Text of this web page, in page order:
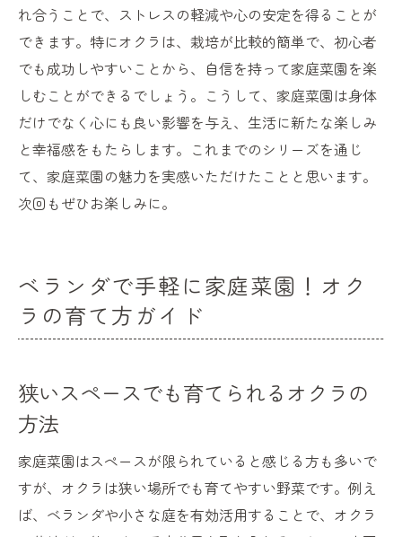
れ合うことで、ストレスの軽減や心の安定を得ることが
できます。特にオクラは、栽培が比較的簡単で、初心者
でも成功しやすいことから、自信を持って家庭菜園を楽
しむことができるでしょう。こうして、家庭菜園は身体
だけでなく心にも良い影響を与え、生活に新たな楽しみ
と幸福感をもたらします。これまでのシリーズを通じ
て、家庭菜園の魅力を実感いただけたことと思います。
次回もぜひお楽しみに。
ベランダで手軽に家庭菜園！オク
ラの育て方ガイド
狭いスペースでも育てられるオクラの
方法
家庭菜園はスペースが限られていると感じる方も多いで
すが、オクラは狭い場所でも育てやすい野菜です。例え
ば、ベランダや小さな庭を有効活用することで、オクラ